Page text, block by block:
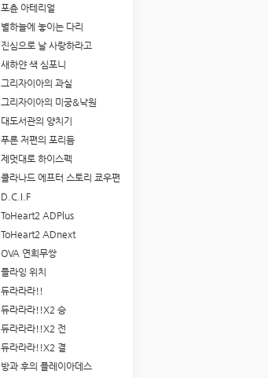
포츈 아테리얼
별하늘에 놓이는 다리
진심으로 날 사랑하라고
새하얀 색 심포니
그리자이아의 과실
그리자이아의 미궁&낙원
대도서관의 양치기
푸른 저편의 포리듬
제멋대로 하이스펙
클라나드 에프터 스토리 쿄우편
D.C.I.F
ToHeart2 ADPlus
ToHeart2 ADnext
OVA 연희무쌍
플라잉 위치
듀라라라!!
듀라라라!!X2 승
듀라라라!!X2 전
듀라라라!!X2 결
방과 후의 플레이아데스